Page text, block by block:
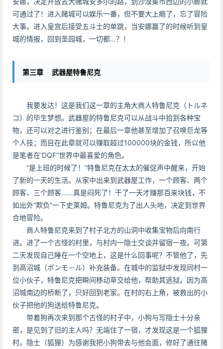
可通过了！进入赌城可以娱乐一番，但不要大上瘾了，忘了冒险
大事。进入皇宫后接受五斗士的单跳，当安娜赢了的时候听到皇
城的情报，回到圣园城，一切都…？！
第三章 武器屋特鲁尼克
我要发达！这是我们这一章的主角大商人特鲁尼克（トルネ
コ）的毕生梦想。武器屋的特鲁尼克可以从战斗中拾到各种宝
物，还可以对之进行鉴别；在最后一章他甚至增加了召唤巨龙等
个人技；而目在此章就可以赚取超过100000块的金钱，所以他
是笔者在‘DQF”世界中最喜爱的角色。
“是上班的时候了！”特鲁尼克在太太的催促声中醒来，开始
了新的一天的生活。从家中出来到武器屋工作，一个顾客、两个
顾客、三个顾客……真是闷死了！干了一天才赚那百来块钱，不
如出外“欺负”一下史莱姆。特鲁尼克为了出人头地，决定到世界
合地冒险。
商人特鲁尼克来到了村子北方的山洞中收集宝物后向南行
进。进了一个古怪的村里，与村内一隐士交谈并留宿一夜。可第
二天发现自己睡在一个空地上，这是什么回事呢？不管他了，先
到高沼城（ボンモ－ル）补充装备。在城中的监狱中发现同村一
位小伙子，特鲁尼克把瞬间移动草交给他，帮助其逃狱。因为高
沼城南边的桥断了，只好回到老家。在村的右上角，被救出的小
伙子把他的狗送给特鲁尼克。
带着狗再次来到那个古怪的村子中，小狗与写隐士十分亲
密，是见到了旧的主人吗？无端住了一宿，才发现这是一个狐狸
村。隐士（狐狸）为感谢我把小狗带去与他会面，修好了通往赌